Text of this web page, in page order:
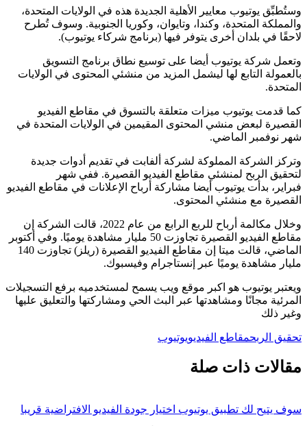
وستُطبِّق يوتيوب معايير الأهلية الجديدة هذه في الولايات المتحدة،
والمملكة المتحدة، وكندا، وتايوان، وكوريا الجنوبية. وسوف تُطرح
لاحقًا في بلدان أخرى يتوفر فيها (برنامج شركاء يوتيوب).
وتعمل شركة يوتيوب أيضا على توسيع نطاق برنامج التسويق
بالعمولة التابع لها ليشمل المزيد من منشئي المحتوى في الولايات
المتحدة.
كما قدمت يوتيوب ميزات متعلقة بالتسوق في مقاطع الفيديو
القصيرة لبعض منشي المحتوى المقيمين في الولايات المتحدة في
شهر نوفمبر الماضي.
وتركز الشركة المملوكة لشركة ألفابت في تقديم أدوات جديدة
لتحقيق الربح لمنشئي مقاطع الفيديو القصيرة. ففي شهر
فبراير، بدأت يوتيوب أيضا مشاركة أرباح الإعلانات في مقاطع الفيديو
القصيرة مع منشئي المحتوى.
وخلال مكالمة أرباح للربع الرابع من عام 2022، قالت الشركة إن
مقاطع الفيديو القصيرة تجاوزت 50 مليار مشاهدة يوميًا. وفي أكتوبر
الماضي، قالت ميتا إن مقاطع الفيديو القصيرة (ريلز) تجاوزت 140
مليار مشاهدة يوميًا عبر إنستاجرام وفيسبوك.
ويعتبر يوتيوب ‏هو اكبر موقع ويب يسمح لمستخدميه برفع التسجيلات
المرئية مجانًا ومشاهدتها عبر البث الحي ومشاركتها والتعليق عليها
وغير ذلك
تحقيق الربحمقاطع الفيديويوتيوب
مقالات ذات صلة
سوف يتيح لك تطبيق يوتيوب اختيار جودة الفيديو الافتراضية قريبا